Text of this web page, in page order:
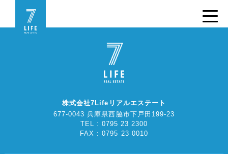
株式会社7Lifeリアルエステート
677-0043 兵庫県西脇市下戸田199-23
TEL : 0795 23 2300
FAX : 0795 23 0010